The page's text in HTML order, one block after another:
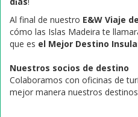
Al final de nuestro E&W Viaje
cómo las Islas Madeira te
que es el Mejor Destino
Nuestros socios de destino
Colaboramos con oficinas de
mejor manera nuestros